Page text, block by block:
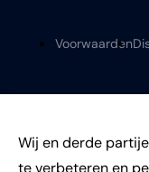
Wij en derde
te verbeteren en
Voorwaarden